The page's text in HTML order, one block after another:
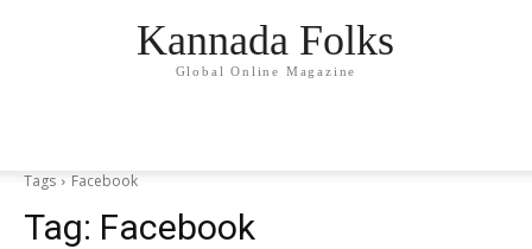
Kannada Folks
Global Online Magazine
Tags Facebook
Tag: Facebook